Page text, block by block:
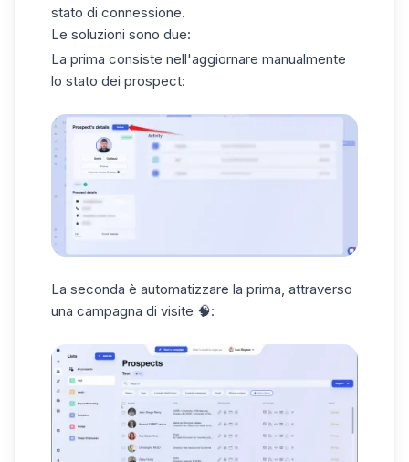
stato di connessione.
Le soluzioni sono due:
La prima consiste nell'aggiornare manualmente
lo stato dei prospect:
La seconda è automatizzare la prima, attraverso
una campagna di visite 🧠: